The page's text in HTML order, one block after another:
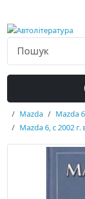
Mazda
Mazda 6
Mazda 6, с 2002